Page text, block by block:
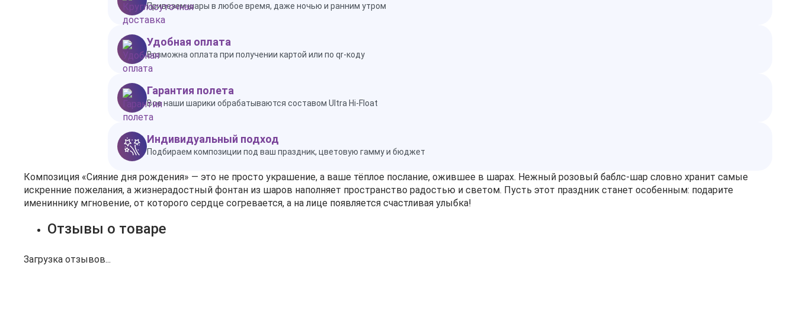
Привезем шары в любое время, даже ночью и ранним утром
Удобная оплата
Возможна оплата при получении картой или по qr-коду
Гарантия полета
Все наши шарики обрабатываются составом Ultra Hi-Float
Индивидуальный подход
Подбираем композиции под ваш праздник, цветовую гамму и бюджет
Композиция «Сияние дня рождения» — это не просто украшение, а ваше тёплое послание, ожившее в шарах. Нежный розовый баблс‑шар словно хранит самые
искренние пожелания, а жизнерадостный фонтан из шаров наполняет пространство радостью и светом. Пусть этот праздник станет особенным: подарите
имениннику мгновение, от которого сердце согревается, а на лице появляется счастливая улыбка!
Отзывы о товаре
Загрузка отзывов...